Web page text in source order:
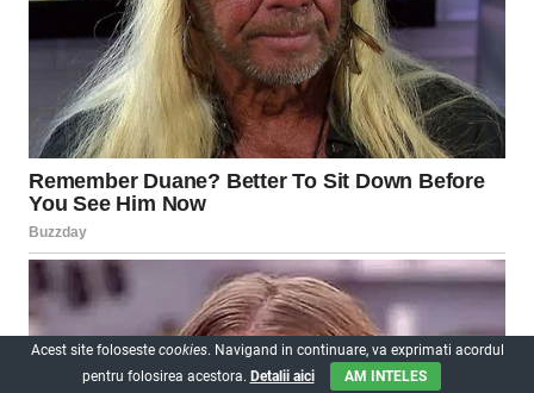
Acest site foloseste cookies. Navigand in continuare, va exprimati acordul
pentru folosirea acestora. Detalii aici AM INTELES